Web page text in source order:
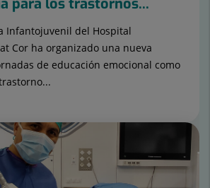
Infantojuvenil del Hospital
Cor ha organizado una nueva
de educación emocional como